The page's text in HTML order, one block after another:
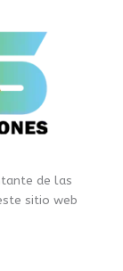
de las
sitio web